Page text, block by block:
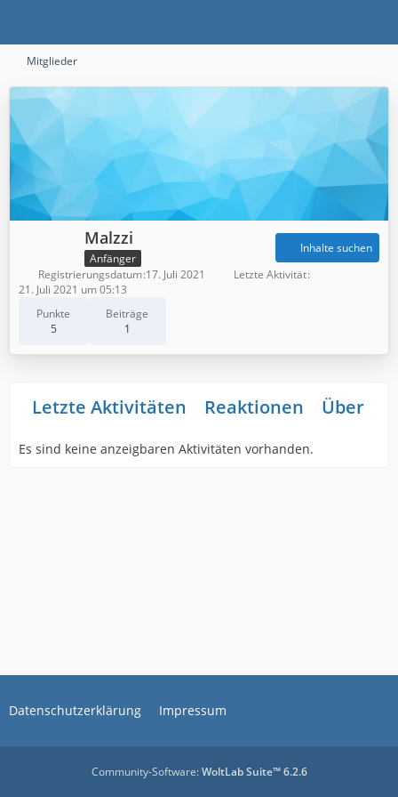
Mitglieder
Malzzi
Anfänger
Punkte
5
Beiträge
1
Inhalte suchen
Registrierungsdatum 17. Juli 2021
Letzte Aktivität
21. Juli 2021 um 05:13
Letzte Aktivitäten Reaktionen Über
Es sind keine anzeigbaren Aktivitäten vorhanden.
Datenschutzerklärung Impressum
Community-Software:WoltLab Suite™ 6.2.6